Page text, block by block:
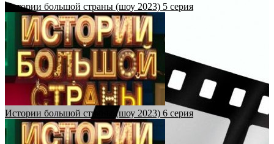
Истории большой страны (шоу 2023) 5 серия
Истории большой страны (шоу 2023) 6 серия